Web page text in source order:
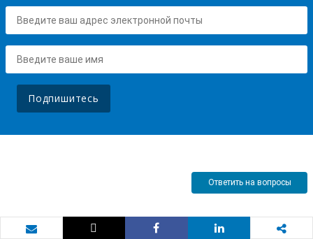
Подпишитесь
Ответить на вопросы